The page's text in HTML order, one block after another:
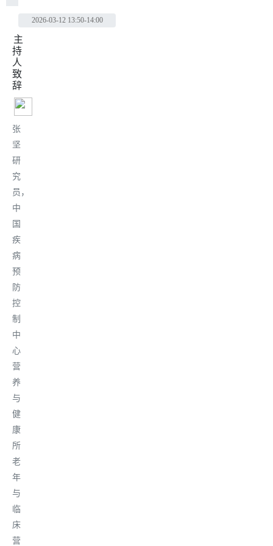
2026-03-12 13:50-14:00
主
持
人
致
辞
张
坚
研
究
员，
中
国
疾
病
预
防
控
制
中
心
营
养
与
健
康
所
老
年
与
临
床
营